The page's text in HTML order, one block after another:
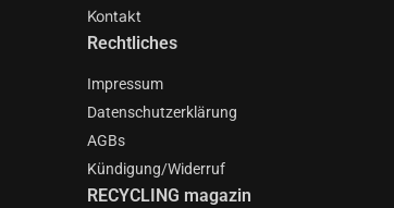
Kontakt
Rechtliches
Impressum
Datenschutzerklärung
AGBs
Kündigung/Widerruf
RECYCLING magazin